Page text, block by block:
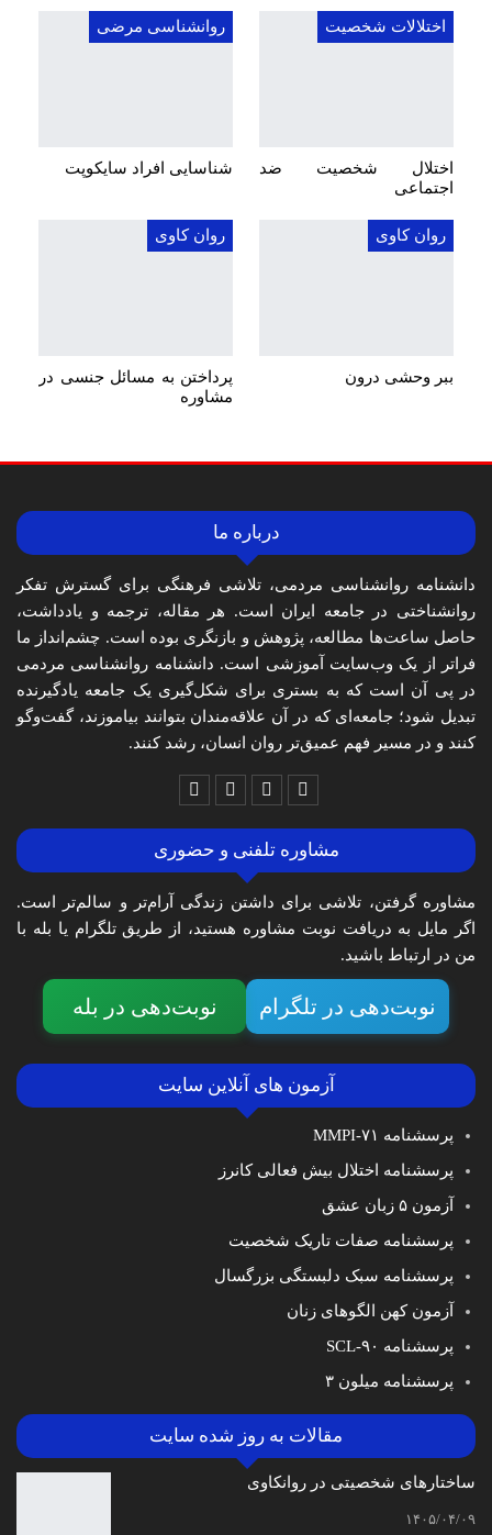
اختلالات شخصیت
اختلال شخصیت ضد
اجتماعی
روانشناسی مرضی
شناسایی افراد سایکوپت
روان کاوی
ببر وحشی درون
روان کاوی
پرداختن به مسائل جنسی در
مشاوره
درباره ما
دانشنامه روانشناسی مردمی، تلاشی فرهنگی برای گسترش تفکر
روانشناختی در جامعه ایران است. هر مقاله، ترجمه و یادداشت،
حاصل ساعت‌ها مطالعه، پژوهش و بازنگری بوده است. چشم‌انداز ما
فراتر از یک وب‌سایت آموزشی است. دانشنامه روانشناسی مردمی
در پی آن است که به بستری برای شکل‌گیری یک جامعه یادگیرنده
تبدیل شود؛ جامعه‌ای که در آن علاقه‌مندان بتوانند بیاموزند، گفت‌وگو
کنند و در مسیر فهم عمیق‌تر روان انسان، رشد کنند.
مشاوره تلفنی و حضوری
مشاوره گرفتن، تلاشی برای داشتن زندگی آرام‌تر و سالم‌تر است.
اگر مایل به دریافت نوبت مشاوره هستید، از طریق تلگرام یا بله با
من در ارتباط باشید.
نوبت‌دهی در تلگرام نوبت‌دهی در بله
آزمون های آنلاین سایت
پرسشنامه MMPI-۷۱
پرسشنامه اختلال بیش فعالی کانرز
آزمون ۵ زبان عشق
پرسشنامه صفات تاریک شخصیت
پرسشنامه سبک دلبستگی بزرگسال
آزمون کهن الگوهای زنان
پرسشنامه SCL-۹۰
پرسشنامه میلون ۳
مقالات به روز شده سایت
ساختارهای شخصیتی در روانکاوی
۱۴۰۵/۰۴/۰۹